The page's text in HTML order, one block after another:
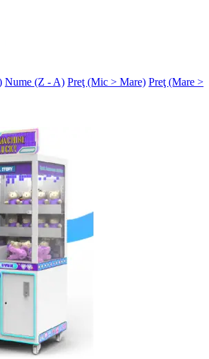
Nume (Z - A) Preţ (Mic > Mare) Preţ (Mare >